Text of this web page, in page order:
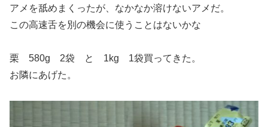
アメを舐めまくったが、なかなか溶けないアメだ。
この高速舌を別の機会に使うことはないかな
栗 580g 2袋 と 1kg 1袋買ってきた。
お隣にあげた。